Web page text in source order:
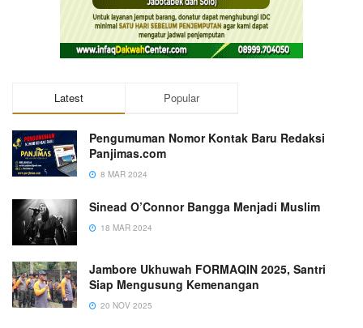
Latest Popular
Pengumuman Nomor Kontak Baru Redaksi
Panjimas.com
8 MAR 2024
Sinead O’Connor Bangga Menjadi Muslim
18 MAR 2024
Jambore Ukhuwah FORMAQIN 2025, Santri
Siap Mengusung Kemenangan
20 NOV 2025